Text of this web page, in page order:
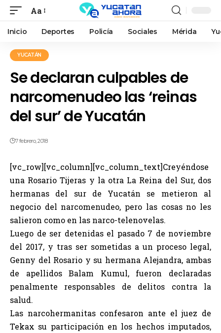
Aa
Inicio Deportes Policía Sociales Mérida
YUCATÁN
Se declaran culpables de
narcomenudeo las ‘reinas
del sur’ de Yucatán
7 febrero, 2018
[vc_row][vc_column][vc_column_text]Creyéndose
una Rosario Tijeras y la otra La Reina del Sur, dos
hermanas del sur de Yucatán se metieron al
negocio del narcomenudeo, pero las cosas no les
salieron como en las narco-telenovelas.
Luego de ser detenidas el pasado 7 de noviembre
del 2017, y tras ser sometidas a un proceso legal,
Genny del Rosario y su hermana Alejandra, ambas
de apellidos Balam Kumul, fueron declaradas
penalmente responsables de delitos contra la
salud.
Las narcohermanitas confesaron ante el juez de
Tekax su participación en los hechos imputados,